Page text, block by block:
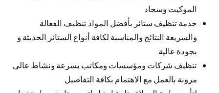
الموكيت وسجاد
خدمة تنظيف ستائر بأفضل المواد تنظيف الفعالة
والسريعة النتائج والمناسبة لكافة أنواع الستائر الحديثة و
بجودة عالية
تنظيف شركات ومؤسسات ومكاتب بسرعة ونشاط عالي
مرونة بالعمل مع الاهتمام بكافة التفاصيل